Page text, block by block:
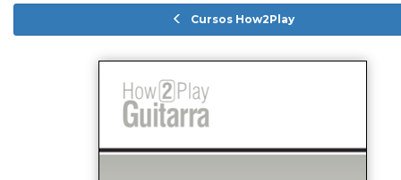
Cursos How2Play